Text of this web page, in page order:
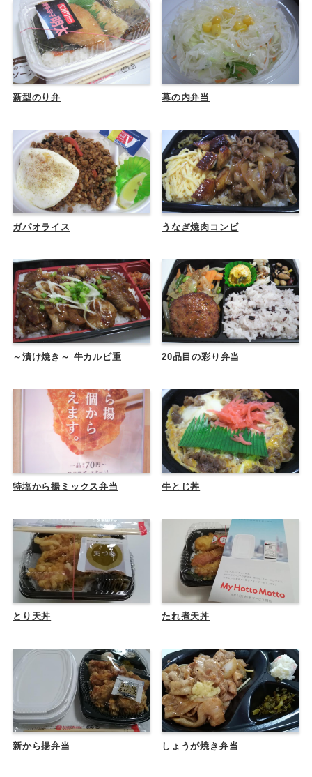
新型のり弁 幕の内弁当
ガパオライス うなぎ焼肉コンビ
～漬け焼き～ 牛カルビ重 20品目の彩り弁当
特塩から揚ミックス弁当 牛とじ丼
とり天丼 たれ煮天丼
新から揚弁当 しょうが焼き弁当